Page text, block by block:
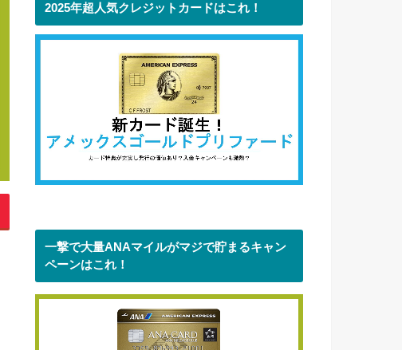
2025年超人気クレジットカードはこれ！
一撃で大量ANAマイルがマジで貯まるキャン
ペーンはこれ！